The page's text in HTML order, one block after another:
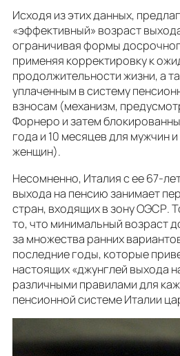
Исходя из этих данных,
«эффективный» возраст
ограничивая формы
применяя корректировку к
продолжительности жизни, а
уплаченным в систему
взносам (механизм,
Форнеро и затем
года и 10 месяцев для мужчин
женщин).
Несомненно, Италия с ее 67-
выхода на пенсию занимает
стран, входящих в зону ОЭСР.
то, что минимальный возраст
за множества ранних
последние годы, которые
настоящих «джунглей выхода
различными правилами для
пенсионной системе Италии